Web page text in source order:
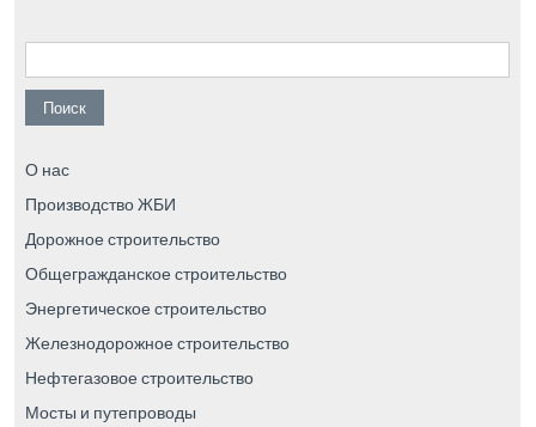
Найти:
О нас
Производство ЖБИ
Дорожное строительство
Общегражданское строительство
Энергетическое строительство
Железнодорожное строительство
Нефтегазовое строительство
Мосты и путепроводы